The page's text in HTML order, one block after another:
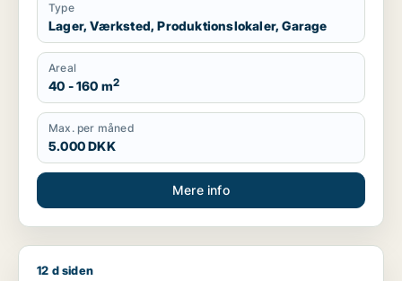
Type
Lager, Værksted, Produktionslokaler, Garage
Areal
40 - 160 m2
Max. per måned
5.000 DKK
Mere info
Cicilie søger kontor, lager, værksted, butik,
12 d siden